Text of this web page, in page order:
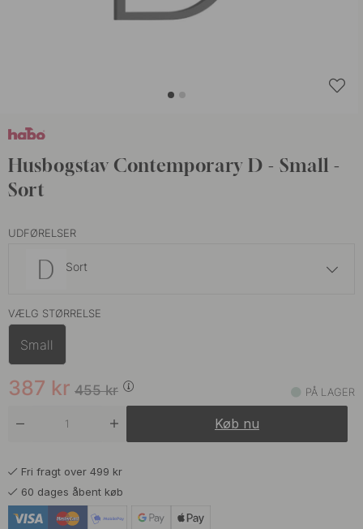
Husbogstav Contemporary D - Small -
Sort
UDFØRELSER
Sort
Sort
VÆLG STØRRELSE
Small
455kr
387 kr PÅ LAGER
Køb nu
Fri fragt over 499 kr
60 dages åbent køb